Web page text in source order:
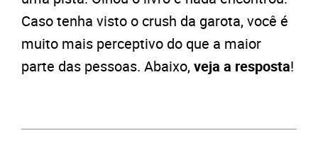
Caso tenha visto o crush da garota, você é
muito mais perceptivo do que a maior
parte das pessoas. Abaixo, veja a resposta!